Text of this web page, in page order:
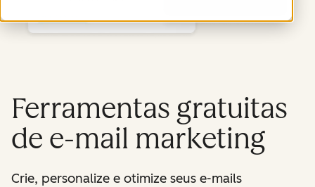
Ferramentas gratuitas
de e-mail marketing
Crie, personalize e otimize seus e-mails